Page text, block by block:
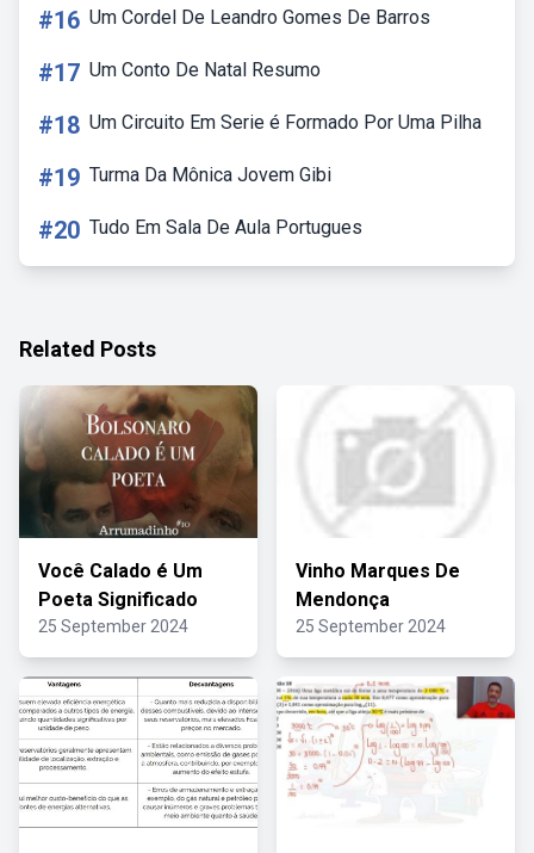
#16 Um Cordel De Leandro Gomes De Barros
#17 Um Conto De Natal Resumo
#18 Um Circuito Em Serie é Formado Por Uma Pilha
#19 Turma Da Mônica Jovem Gibi
#20 Tudo Em Sala De Aula Portugues
Related Posts
Você Calado é Um
Poeta Significado
25 September 2024
Vinho Marques De
Mendonça
25 September 2024